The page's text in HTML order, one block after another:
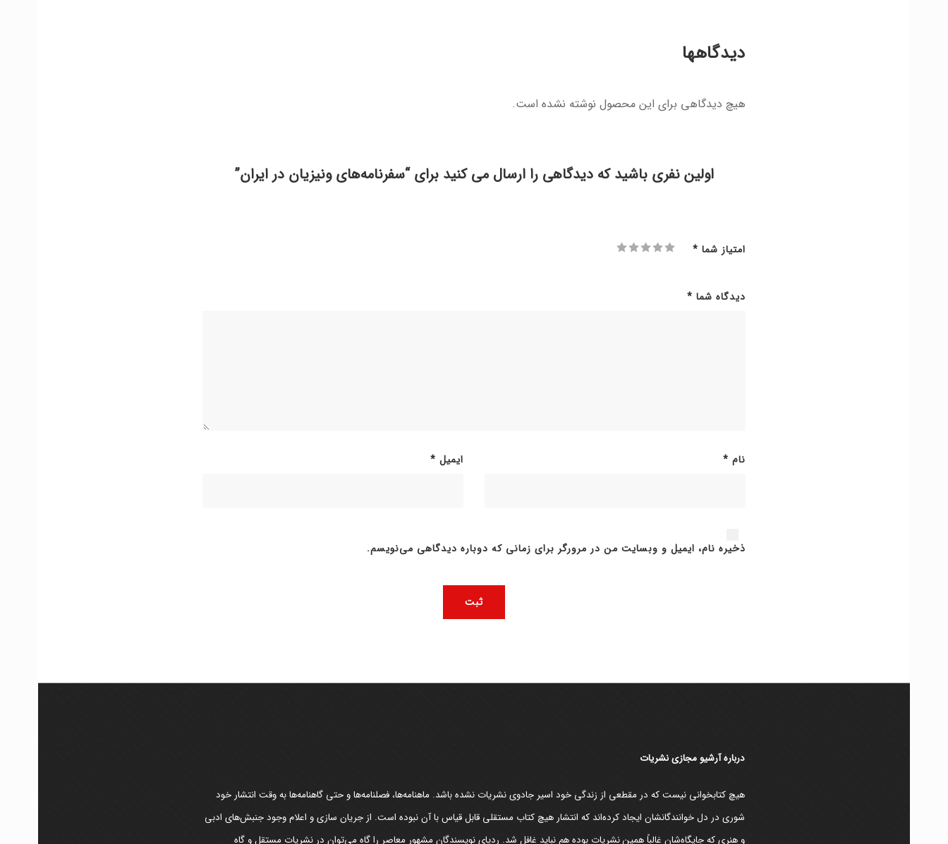
دیدگاهها
هیچ دیدگاهی برای این محصول نوشته نشده است.
اولین نفری باشید که دیدگاهی را ارسال می کنید برای “سفرنامه‌های ونیزیان در ایران”
امتیاز شما *
دیدگاه شما *
نام * ایمیل *
ذخیره نام، ایمیل و وبسایت من در مرورگر برای زمانی که دوباره دیدگاهی می‌نویسم.
دربارۀ آرشیو مجازی نشریات
هیچ کتابخوانی نیست که در مقطعی از زندگی خود اسیر جادوی نشریات نشده باشد. ماهنامه‌ها، فصلنامه‌ها و حتی گاهنامه‌ها به وقت انتشار خود
شوری در دل خوانندگانشان ایجاد کرده‌اند که انتشار هیچ کتاب مستقلی قابل قیاس با آن نبوده است. از جریان سازی و اعلام وجود جنبش‌های ادبی
و هنری که جایگاه‌شان غالباً همین نشریات بوده هم نباید غافل شد. ردپای نویسندگان مشهور معاصر را گاه می‌توان در نشریات مستقل و گاه